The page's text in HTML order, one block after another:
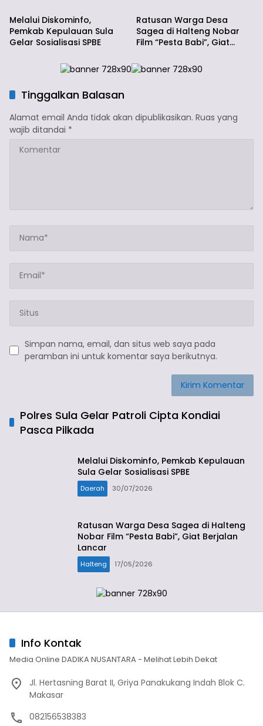
Melalui Diskominfo,
Pemkab Kepulauan Sula
Gelar Sosialisasi SPBE
Ratusan Warga Desa
Sagea di Halteng Nobar
Film “Pesta Babi”, Giat
Tinggalkan Balasan
Alamat email Anda tidak akan dipublikasikan. Ruas yang
wajib ditandai *
Simpan nama, email, dan situs web saya pada
peramban ini untuk komentar saya berikutnya.
Polres Sula Gelar Patroli Cipta Kondiai
Pasca Pilkada
Melalui Diskominfo, Pemkab Kepulauan
Sula Gelar Sosialisasi SPBE
Daerah 30/07/2026
Ratusan Warga Desa Sagea di Halteng
Nobar Film “Pesta Babi”, Giat Berjalan
Lancar
Halteng 17/05/2026
Info Kontak
Media Online DADIKA NUSANTARA - Melihat Lebih Dekat
Jl. Hertasning Barat II, Griya Panakukang Indah Blok C.
Makasar
082156538383